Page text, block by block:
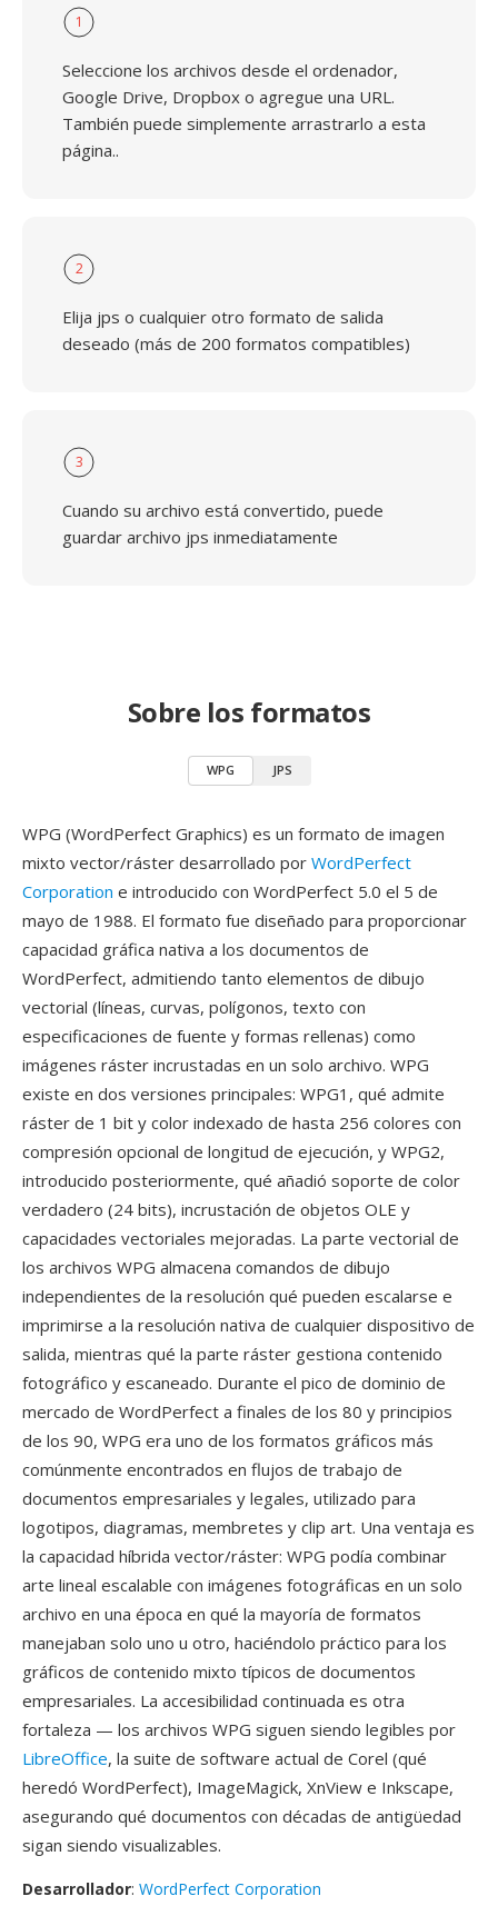
1
Seleccione los archivos desde el ordenador,
Google Drive, Dropbox o agregue una URL.
También puede simplemente arrastrarlo a esta
página..
2
Elija jps o cualquier otro formato de salida
deseado (más de 200 formatos compatibles)
3
Cuando su archivo está convertido, puede
guardar archivo jps inmediatamente
Sobre los formatos
WPG JPS
WPG (WordPerfect Graphics) es un formato de imagen
mixto vector/ráster desarrollado por WordPerfect
Corporation e introducido con WordPerfect 5.0 el 5 de
mayo de 1988. El formato fue diseñado para proporcionar
capacidad gráfica nativa a los documentos de
WordPerfect, admitiendo tanto elementos de dibujo
vectorial (líneas, curvas, polígonos, texto con
especificaciones de fuente y formas rellenas) como
imágenes ráster incrustadas en un solo archivo. WPG
existe en dos versiones principales: WPG1, qué admite
ráster de 1 bit y color indexado de hasta 256 colores con
compresión opcional de longitud de ejecución, y WPG2,
introducido posteriormente, qué añadió soporte de color
verdadero (24 bits), incrustación de objetos OLE y
capacidades vectoriales mejoradas. La parte vectorial de
los archivos WPG almacena comandos de dibujo
independientes de la resolución qué pueden escalarse e
imprimirse a la resolución nativa de cualquier dispositivo de
salida, mientras qué la parte ráster gestiona contenido
fotográfico y escaneado. Durante el pico de dominio de
mercado de WordPerfect a finales de los 80 y principios
de los 90, WPG era uno de los formatos gráficos más
comúnmente encontrados en flujos de trabajo de
documentos empresariales y legales, utilizado para
logotipos, diagramas, membretes y clip art. Una ventaja es
la capacidad híbrida vector/ráster: WPG podía combinar
arte lineal escalable con imágenes fotográficas en un solo
archivo en una época en qué la mayoría de formatos
manejaban solo uno u otro, haciéndolo práctico para los
gráficos de contenido mixto típicos de documentos
empresariales. La accesibilidad continuada es otra
fortaleza — los archivos WPG siguen siendo legibles por
LibreOffice, la suite de software actual de Corel (qué
heredó WordPerfect), ImageMagick, XnView e Inkscape,
asegurando qué documentos con décadas de antigüedad
sigan siendo visualizables.
Desarrollador: WordPerfect Corporation